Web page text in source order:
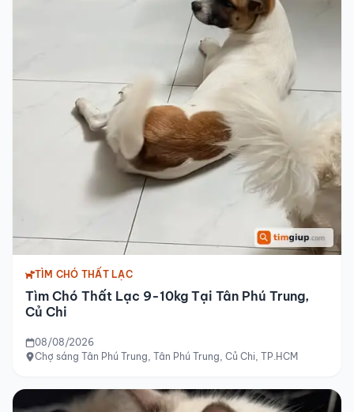
TÌM CHÓ THẤT LẠC
Tìm Chó Thất Lạc 9-10kg Tại Tân Phú Trung,
Củ Chi
08/08/2026
Chợ sáng Tân Phú Trung, Tân Phú Trung, Củ Chi, TP.HCM